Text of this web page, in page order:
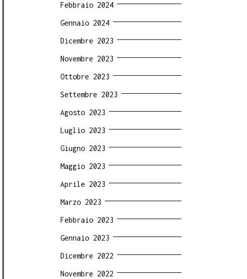
Febbraio 2024
Gennaio 2024
Dicembre 2023
Novembre 2023
Ottobre 2023
Settembre 2023
Agosto 2023
Luglio 2023
Giugno 2023
Maggio 2023
Aprile 2023
Marzo 2023
Febbraio 2023
Gennaio 2023
Dicembre 2022
Novembre 2022